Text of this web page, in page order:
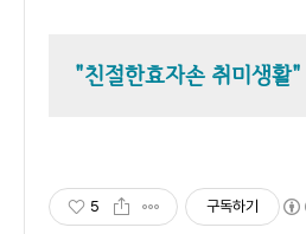
"친절한효자손 취미생활"
5 구독하기